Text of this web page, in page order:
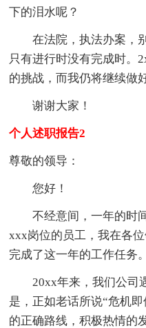
下的泪水呢？
在法院，执法办案，别
只有进行时没有完成时。
的挑战，而我仍将继续做
谢谢大家！
个人述职报告2
尊敬的领导：
您好！
不经意间，一年的时间
xxx岗位的员工，我在各
完成了这一年的工作任务。
20xx年来，我们公司
是，正如老话所说“危机
的正确路线，积极热情的